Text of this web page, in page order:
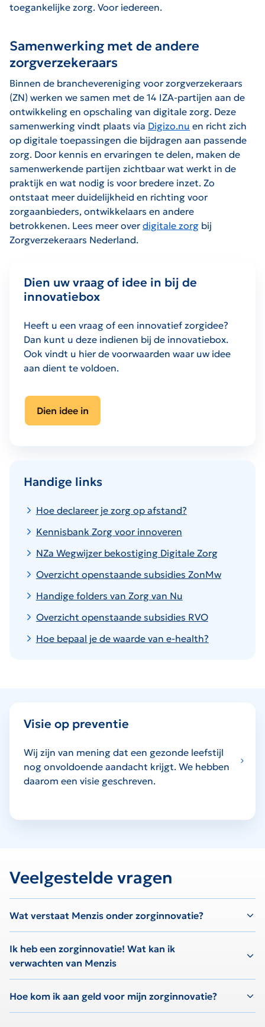
toegankelijke zorg. Voor iedereen.
Samenwerking met de andere
zorgverzekeraars
Binnen de branchevereniging voor zorgverzekeraars
(ZN) werken we samen met de 14 IZA-partijen aan de
ontwikkeling en opschaling van digitale zorg. Deze
samenwerking vindt plaats via Digizo.nu en richt zich
op digitale toepassingen die bijdragen aan passende
zorg. Door kennis en ervaringen te delen, maken de
samenwerkende partijen zichtbaar wat werkt in de
praktijk en wat nodig is voor bredere inzet. Zo
ontstaat meer duidelijkheid en richting voor
zorgaanbieders, ontwikkelaars en andere
betrokkenen. Lees meer over digitale zorg bij
Zorgverzekeraars Nederland.
Dien uw vraag of idee in bij de
innovatiebox
Heeft u een vraag of een innovatief zorgidee?
Dan kunt u deze indienen bij de innovatiebox.
Ook vindt u hier de voorwaarden waar uw idee
aan dient te voldoen.
Dien idee in
Handige links
Hoe declareer je zorg op afstand?
Kennisbank Zorg voor innoveren
NZa Wegwijzer bekostiging Digitale Zorg
Overzicht openstaande subsidies ZonMw
Handige folders van Zorg van Nu
Overzicht openstaande subsidies RVO
Hoe bepaal je de waarde van e-health?
Visie op preventie
Wij zijn van mening dat een gezonde leefstijl
nog onvoldoende aandacht krijgt. We hebben
daarom een visie geschreven.
Veelgestelde vragen
Wat verstaat Menzis onder zorginnovatie?
Ik heb een zorginnovatie! Wat kan ik
verwachten van Menzis
Hoe kom ik aan geld voor mijn zorginnovatie?